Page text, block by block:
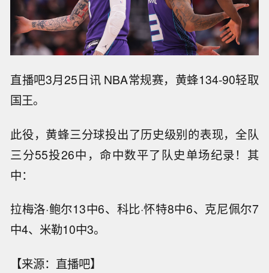
直播吧3月25日讯 NBA常规赛，黄蜂134-90轻取
国王。
此役，黄蜂三分球投出了历史级别的表现，全队
三分55投26中，命中数平了队史单场纪录！其
中：
拉梅洛·鲍尔13中6、科比·怀特8中6、克尼佩尔7
中4、米勒10中3。
【来源：直播吧】